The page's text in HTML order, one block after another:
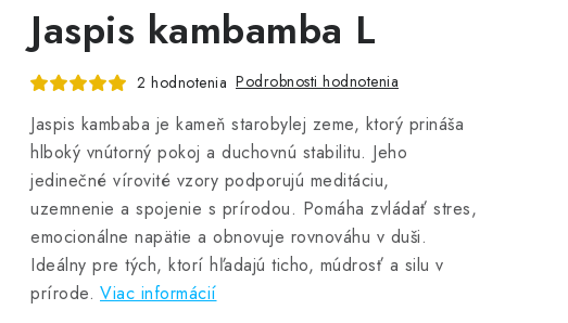
Jaspis kambamba L
2 hodnotenia Podrobnosti hodnotenia
Jaspis kambaba je kameň starobylej zeme, ktorý prináša
hlboký vnútorný pokoj a duchovnú stabilitu. Jeho
jedinečné vírovité vzory podporujú meditáciu,
uzemnenie a spojenie s prírodou. Pomáha zvládať stres,
emocionálne napätie a obnovuje rovnováhu v duši.
Ideálny pre tých, ktorí hľadajú ticho, múdrosť a silu v
prírode. Viac informácií